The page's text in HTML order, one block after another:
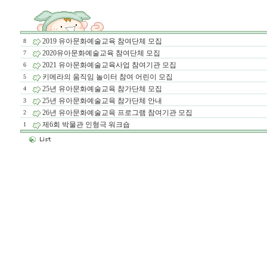
8 2019 유아문화예술교육 참여단체 모집
7
2020유아문화예술교육 참여단체 모집
6
2021 유아문화예술교육사업 참여기관 모집
5
키메라의 움직임 놀이터 참여 어린이 모집
4
25년 유아문화예술교육 참가단체 모집
3
25년 유아문화예술교육 참가단체 안내
2
26년 유아문화예술교육 프로그램 참여기관 모집
1
제6회 박물관 인형극 워크숍